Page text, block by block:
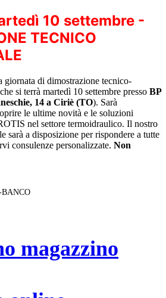
10 settembre -
TECNICO
di dimostrazione tecnico-
che si terrà martedì 10 settembre presso BP
14 a Ciriè (TO). Sarà
le ultime novità e le soluzioni
nel settore termoidraulico. Il nostro
sarà a disposizione per rispondere a tutte
consulenze personalizzate. Non